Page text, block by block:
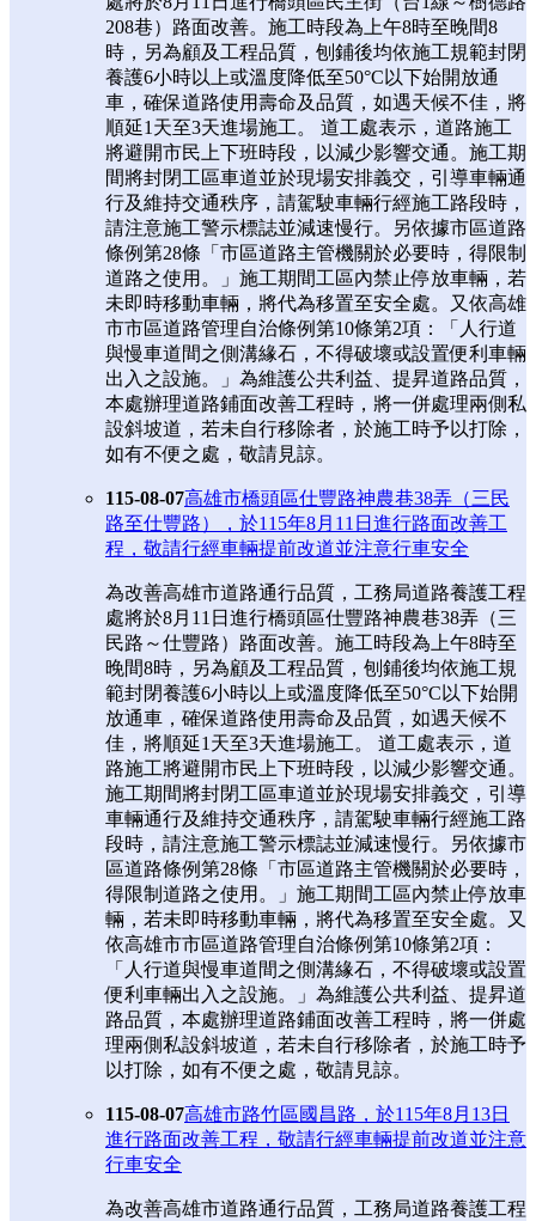
208巷）路面改善。施工時段為上午8時至晚間8
時，另為顧及工程品質，刨鋪後均依施工規範封閉
養護6小時以上或溫度降低至50°C以下始開放通
車，確保道路使用壽命及品質，如遇天候不佳，將
順延1天至3天進場施工。 道工處表示，道路施工
將避開市民上下班時段，以減少影響交通。施工期
間將封閉工區車道並於現場安排義交，引導車輛通
行及維持交通秩序，請駕駛車輛行經施工路段時，
請注意施工警示標誌並減速慢行。另依據市區道路
條例第28條「市區道路主管機關於必要時，得限制
道路之使用。」施工期間工區內禁止停放車輛，若
未即時移動車輛，將代為移置至安全處。又依高雄
市市區道路管理自治條例第10條第2項：「人行道
與慢車道間之側溝緣石，不得破壞或設置便利車輛
出入之設施。」為維護公共利益、提昇道路品質，
本處辦理道路鋪面改善工程時，將一併處理兩側私
設斜坡道，若未自行移除者，於施工時予以打除，
如有不便之處，敬請見諒。
115-08-07高雄市橋頭區仕豐路神農巷38弄（三民
路至仕豐路），於115年8月11日進行路面改善工
程，敬請行經車輛提前改道並注意行車安全
為改善高雄市道路通行品質，工務局道路養護工程
處將於8月11日進行橋頭區仕豐路神農巷38弄（三
民路～仕豐路）路面改善。施工時段為上午8時至
晚間8時，另為顧及工程品質，刨鋪後均依施工規
範封閉養護6小時以上或溫度降低至50°C以下始開
放通車，確保道路使用壽命及品質，如遇天候不
佳，將順延1天至3天進場施工。 道工處表示，道
路施工將避開市民上下班時段，以減少影響交通。
施工期間將封閉工區車道並於現場安排義交，引導
車輛通行及維持交通秩序，請駕駛車輛行經施工路
段時，請注意施工警示標誌並減速慢行。另依據市
區道路條例第28條「市區道路主管機關於必要時，
得限制道路之使用。」施工期間工區內禁止停放車
輛，若未即時移動車輛，將代為移置至安全處。又
依高雄市市區道路管理自治條例第10條第2項：
「人行道與慢車道間之側溝緣石，不得破壞或設置
便利車輛出入之設施。」為維護公共利益、提昇道
路品質，本處辦理道路鋪面改善工程時，將一併處
理兩側私設斜坡道，若未自行移除者，於施工時予
以打除，如有不便之處，敬請見諒。
115-08-07高雄市路竹區國昌路，於115年8月13日
進行路面改善工程，敬請行經車輛提前改道並注意
行車安全
為改善高雄市道路通行品質，工務局道路養護工程